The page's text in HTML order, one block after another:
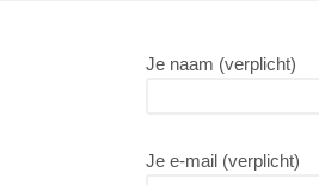
Je naam (verplicht)
Je e-mail (verplicht)